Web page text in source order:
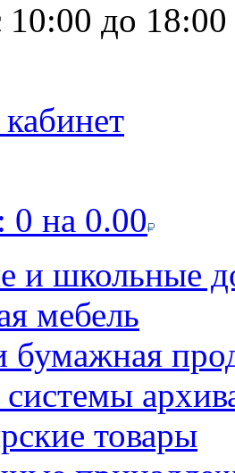
10:00 до 18:00
0 на 0.00
и школьные
мебель
бумажная
товары